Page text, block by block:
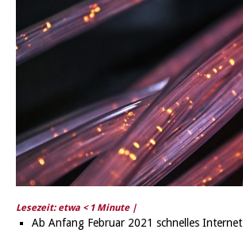
Lesezeit: etwa < 1 Minute |
Ab Anfang Februar 2021 schnelles Internet